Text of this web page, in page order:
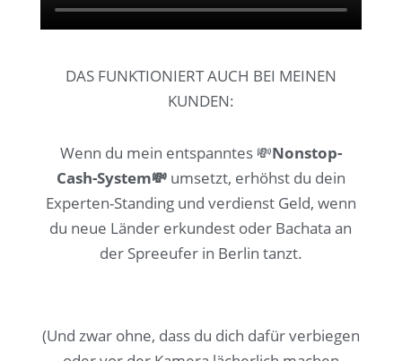
DAS FUNKTIONIERTAUCH BEI MEINEN
KUNDEN:
Wenn du mein entspanntes 💸Nonstop-
Cash-System💸 umsetzt, erhöhst du dein
Experten-Standing und verdienst Geld, wenn
du neue Länder erkundest oder Bachata an
der Spreeufer in Berlin tanzt.
(Und zwar ohne, dass du dich dafür verbiegen